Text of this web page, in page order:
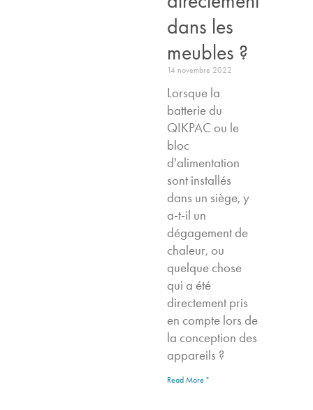
dans les
meubles ?
14 novembre 2022
Lorsque la
batterie du
QIKPAC ou le
bloc
d'alimentation
sont installés
dans un siège, y
a-t-il un
dégagement de
chaleur, ou
quelque chose
qui a été
directement pris
en compte lors de
la conception des
appareils ?
Read More "